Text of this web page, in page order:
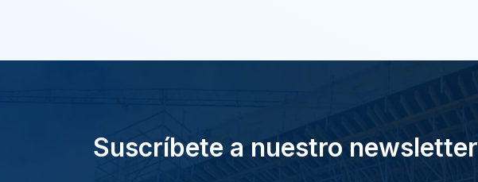
Suscríbete a nuestro newsletter